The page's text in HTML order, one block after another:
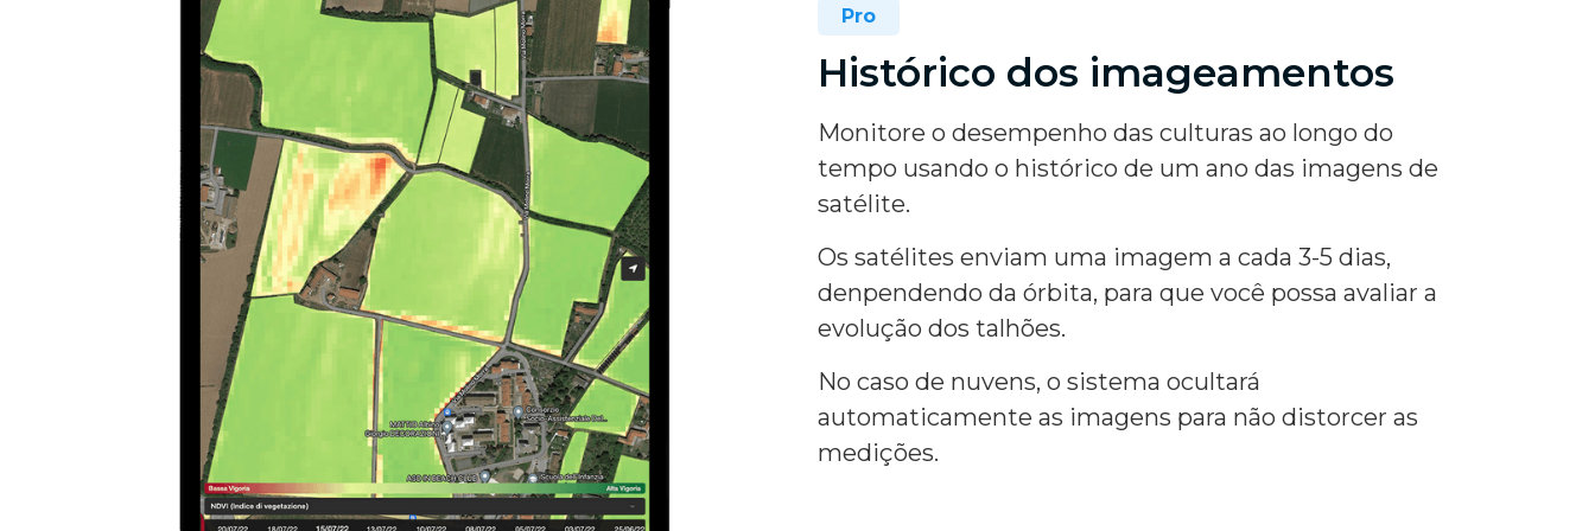
Pro
Histórico dos imageamentos
Monitore o desempenho das culturas ao longo do
tempo usando o histórico de um ano das imagens de
satélite.
Os satélites enviam uma imagem a cada 3-5 dias,
denpendendo da órbita, para que você possa avaliar a
evolução dos talhões.
No caso de nuvens, o sistema ocultará
automaticamente as imagens para não distorcer as
medições.